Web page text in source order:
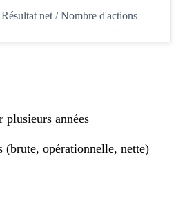
Résultat net / Nombre d'actions
plusieurs années
(brute, opérationnelle, nette)